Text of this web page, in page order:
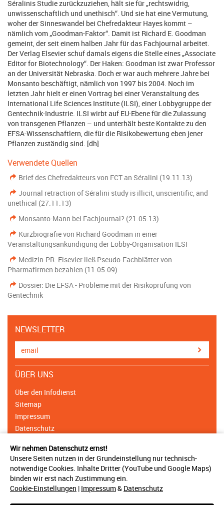
Wir nehmen Datenschutz ernst!
Unsere Seiten nutzen in der Grundeinstellung nur technisch-
notwendige Cookies. Inhalte Dritter (YouTube und Google Maps)
binden wir erst nach Zustimmung ein.
Cookie-Einstellungen | Impressum& Datenschutz
Séralinis Studie zurückzuziehen, hält sie für „rechtswidrig,
unwissenschaftlich und unethisch“. Und sie hat eine Vermutung,
woher der Sinneswandel bei Chefredakteur Hayes kommt –
nämlich vom „Goodman-Faktor“. Damit ist Richard E. Goodman
gemeint, der seit einem halben Jahr für das Fachjournal arbeitet.
Der Verlag Elsevier schuf damals eigens die Stelle eines „Associate
Editor for Biotechnology“. Der Haken: Goodman ist zwar Professor
an der Universität Nebraska. Doch er war auch mehrere Jahre bei
Monsanto beschäftigt, nämlich von 1997 bis 2004. Noch im
letzten Jahr hielt er einen Vortrag bei einer Veranstaltung des
International Life Sciences Institute (ILSI), einer Lobbygruppe der
Gentechnik-Industrie. ILSI wirbt auf EU-Ebene für die Zulassung
von transgenen Pflanzen – und unterhält beste Kontakte zu den
EFSA-Wissenschaftlern, die für die Risikobewertung eben jener
Pflanzen zuständig sind. [dh]
Verwendete Quellen
Brief des Chefredakteurs von FCT an Séralini (19.11.13)
Journal retraction of Séralini study is illicit, unscientific, and
unethical (27.11.13)
Monsanto-Mann bei Fachjournal? (21.05.13)
Kurzbiografie von Richard Goodman in einer
Veranstaltungsankündigung der Lobby-Organisation ILSI
Medizin-PR: Elsevier ließ Pseudo-Fachblätter von
Pharmafirmen bezahlen (11.05.09)
Dossier: Die EFSA - Probleme mit der Risikoprüfung von
Gentechnik
NEWSLETTER
ÜBER UNS
Über den Infodienst
Sitemap
Impressum
Datenschutz
NETZWERK
Träger & Unterstützer
Ansprechpartner